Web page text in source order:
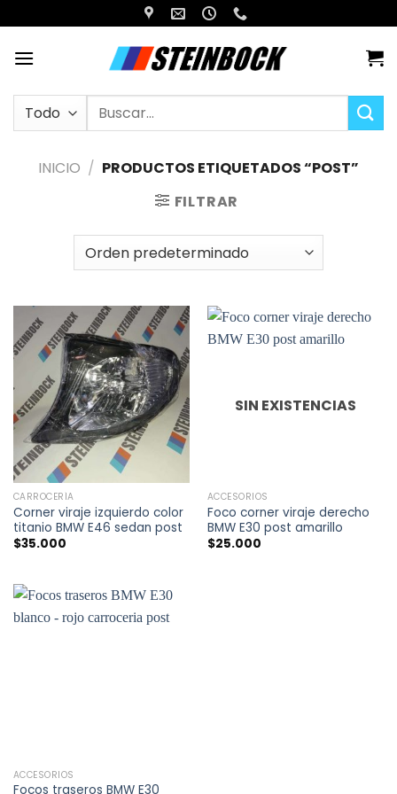
al
contenido
Buscar
INICIO / PRODUCTOS ETIQUETADOS “POST”
FILTRAR
CARROCERÍA
Corner viraje izquierdo color
titanio BMW E46 sedan post
$35.000
SIN EXISTENCIAS
ACCESORIOS
Foco corner viraje derecho
BMW E30 post amarillo
$25.000
ACCESORIOS
Focos traseros BMW E30